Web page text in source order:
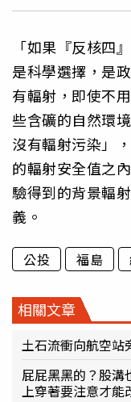
「如果『反核四
是科學選擇，是
有輻射，即使不
些含礦的自然環
沒有輻射污染」
的輻射安全值之
驗得到的背景輻
義。
公投 福島
相關文章
土石流衝向航空
屁屁黑黑的？股溝
上穿著要注意才能